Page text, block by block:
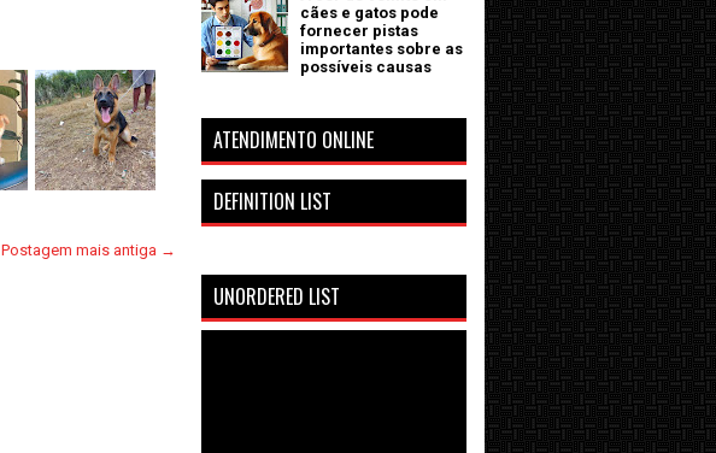
Postagem mais antiga →
cães e gatos pode
fornecer pistas
importantes sobre as
possíveis causas
ATENDIMENTO ONLINE
DEFINITION LIST
UNORDERED LIST